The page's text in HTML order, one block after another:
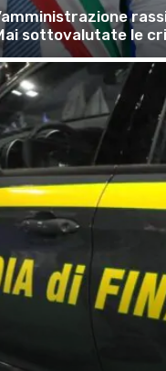
sottovalutate le